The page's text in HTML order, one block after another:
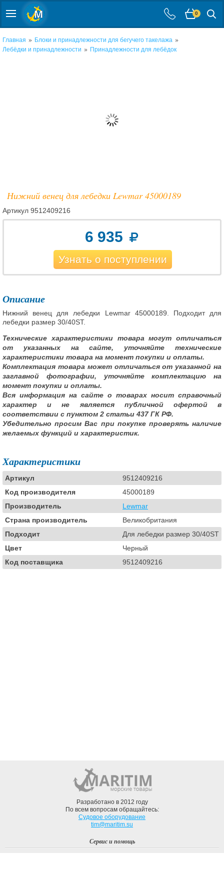
0
Главная » Блоки и принадлежности для бегучего такелажа »
Лебёдки и принадлежности » Принадлежности для лебёдок
Нижний венец для лебедки Lewmar 45000189
Артикул 9512409216
6 935
Узнать о поступлении
Описание
Нижний венец для лебедки Lewmar 45000189. Подходит для
лебедки размер 30/40ST.
Технические характеристики товара могут отличаться
от указанных на сайте, уточняйте технические
характеристики товара на момент покупки и оплаты.
Комплектация товара может отличаться от указанной на
заглавной фотографии, уточняйте комплектацию на
момент покупки и оплаты.
Вся информация на сайте о товарах носит справочный
характер и не является публичной офертой в
соответствии с пунктом 2 статьи 437 ГК РФ.
Убедительно просим Вас при покупке проверять наличие
желаемых функций и характеристик.
Характеристики
Артикул
9512409216
Код производителя
45000189
Производитель
Lewmar
Страна производитель
Великобритания
Подходит
Для лебедки размер 30/40ST
Цвет
Черный
Код поставщика
9512409216
Разработано в 2012 году
По всем вопросам обращайтесь:
Судовое оборудование
tim@maritim.su
Сервис и помощь